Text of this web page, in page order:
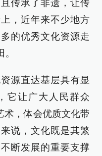
传承了非遗，让传
，近年来不少地方
的优秀文化资源走
源直达基层具有显
它让广大人民群众
术，体会优质文化带
说，文化既是其繁
断发展的重要支撑